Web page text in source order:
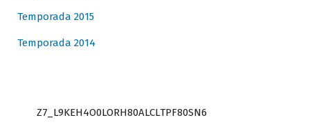
Temporada 2015
Temporada 2014
Z7_L9KEH4O0LORH80ALCLTPF80SN6